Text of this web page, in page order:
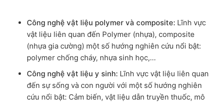
Công nghệ vật liệu polymer và composite: Lĩnh vực
vật liệu liên quan đến Polymer (nhựa), composite
(nhựa gia cường) một số hướng nghiên cứu nổi bật:
polymer chống cháy, nhựa sinh học,…
Công nghệ vật liệu y sinh: Lĩnh vực vật liệu liên quan
đến sự sống và con người với một số hướng nghiên
cứu nổi bật: Cảm biến, vật liệu dẫn truyền thuốc, mô